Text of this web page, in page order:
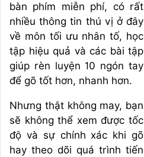
bàn phím miễn phí, có rất
nhiều thông tin thú vị ở đây
về môn tối ưu nhân tố, học
tập hiệu quả và các bài tập
giúp rèn luyện 10 ngón tay
để gõ tốt hơn, nhanh hơn.
Nhưng thật không may, bạn
sẽ không thể xem được tốc
độ và sự chính xác khi gõ
hay theo dõi quá trình tiến